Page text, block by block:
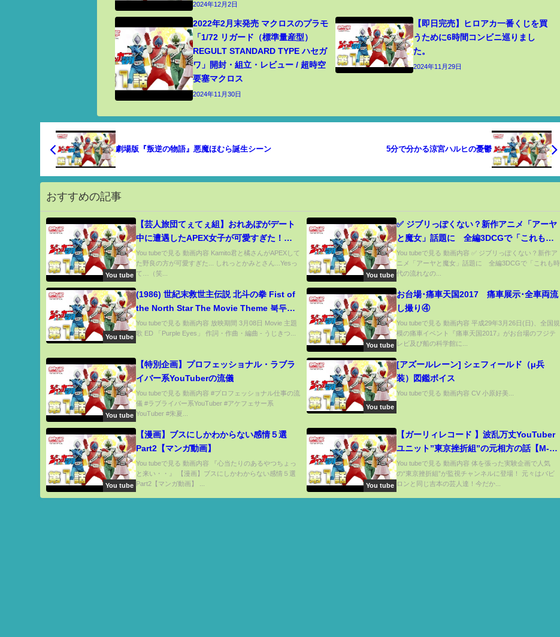
2024年12月2日
2022年2月末発売 マクロスのプラモ
「1/72 リガード（標準量産型）
REGULT STANDARD TYPE ハセガ
ワ」開封・組立・レビュー / 超時空
要塞マクロス
2024年11月30日
【即日完売】ヒロアカ一番くじを買
うために6時間コンビニ巡りまし
た。
2024年11月29日
劇場版『叛逆の物語』悪魔ほむら誕生シーン 5分で分かる涼宮ハルヒの憂鬱
おすすめの記事
You tube
【芸人旅団てぇてぇ組】おれあぽがデート
中に遭遇したAPEX女子が可愛すぎた！橘
ひなの/Kamito/英リサ/ヘンディー
You tubeで見る 動画内容 Kamito君と橘さんがAPEXして
た野良の方が可愛すぎた... しれっとかみとさん...Yesっ
て…（笑...
You tube
✅ ジブリっぽくない？新作アニメ「アーヤ
と魔女」話題に 全編3DCGで「これも時
代の流れなのか...」
You tubeで見る 動画内容 ✅ ジブリっぽくない？新作ア
ニメ「アーヤと魔女」話題に 全編3DCGで「これも時
代の流れなの...
You tube
(1986) 世紀末救世主伝説 北斗の拳 Fist of
the North Star The Movie Theme 북두의
권 극장판
You tubeで見る 動画内容 放映期間 3月08日 Movie 主題
歌 ED 「Purple Eyes」 作詞・作曲・編曲 - うじきつ...
You tube
お台場･痛車天国2017 痛車展示･全車両流
し撮り④
You tubeで見る 動画内容 平成29年3月26日(日)、全国規
模の痛車イベント『痛車天国2017』がお台場のフジテ
レビ及び船の科学館に...
You tube
【特別企画】プロフェッショナル・ラブラ
イバー系YouTuberの流儀
You tubeで見る 動画内容 #プロフェッショナル仕事の流
儀 #ラブライバー系YouTuber #アケフェサー系
YouTuber #朱夏...
You tube
[アズールレーン] シェフィールド（μ兵
装）図鑑ボイス
You tubeで見る 動画内容 CV 小原好美...
You tube
【漫画】ブスにしかわからない感情５選
Part2【マンガ動画】
You tubeで見る 動画内容 『心当たりのあるやつちょっ
と来い・・』 【漫画】ブスにしかわからない感情５選
Part2【マンガ動画】 ...
You tube
【ガーリィレコード 】波乱万丈YouTuber
ユニット”東京挫折組”の元相方の話【M-1
準決】
You tubeで見る 動画内容 体を張った実験企画で人気
の“東京挫折組”が監視チャンネルに登場！ 元々はバビ
ロンと同じ吉本の芸人達！今だか...